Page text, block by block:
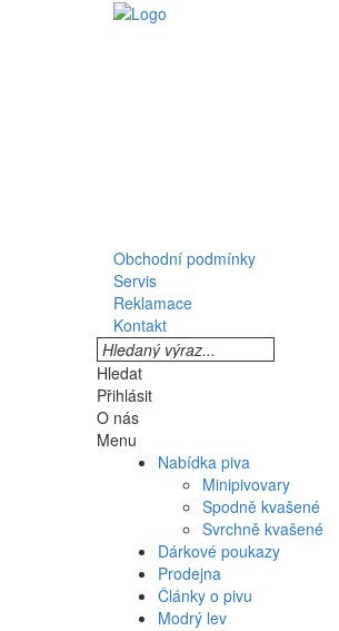
Obchodní podmínky
Servis
Reklamace
Kontakt
Hledat
Přihlásit
O nás
Menu
Nabídka piva
Minipivovary
Spodně kvašené
Svrchně kvašené
Dárkové poukazy
Prodejna
Články o pivu
Modrý lev